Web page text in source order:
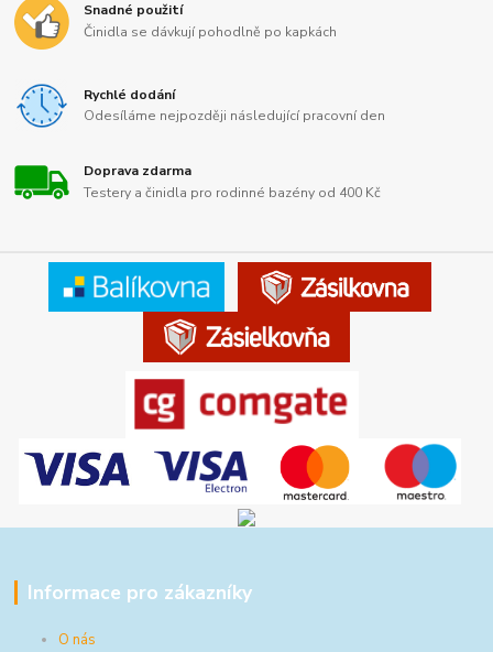
Snadné použití
Činidla se dávkují pohodlně po kapkách
Rychlé dodání
Odesíláme nejpozději následující pracovní den
Doprava zdarma
Testery a činidla pro rodinné bazény od 400 Kč
Informace pro zákazníky
O nás